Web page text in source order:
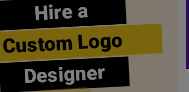
Hire a
Custom Logo
Designer